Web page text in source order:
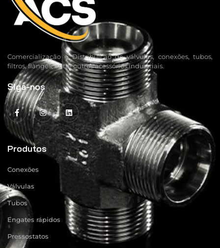
Comercialização e Distribuição de válvulas, conexões, tubos,
filtros, flanges, entre outros acessórios industriais.
Siga-nos
Produtos
Conexões
Válvulas
Tubos
Engates rápidos
Pressostatos